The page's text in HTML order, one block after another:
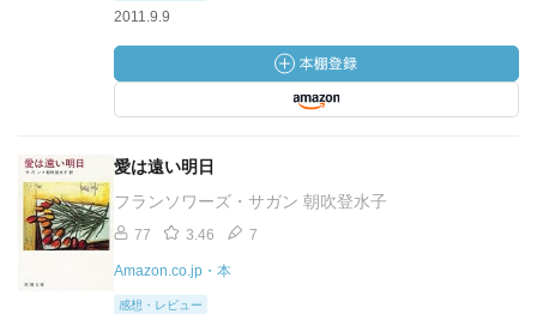
2011.9.9
愛は遠い明日
フランソワーズ・サガン 朝吹登水子
77 3.46 7
Amazon.co.jp・本
感想・レビュー